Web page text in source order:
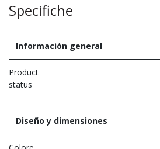
Specifiche
Información general
Product
status
Diseño y dimensiones